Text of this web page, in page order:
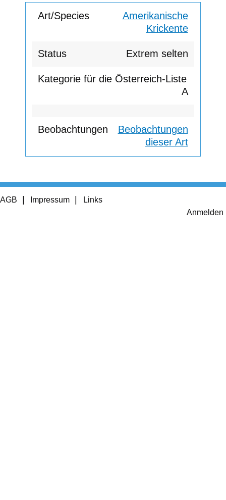
Amerikanische
Krickente
Extrem selten
A
Beobachtungen
dieser Art
Footer
AGB Impressum Links
Anmelden